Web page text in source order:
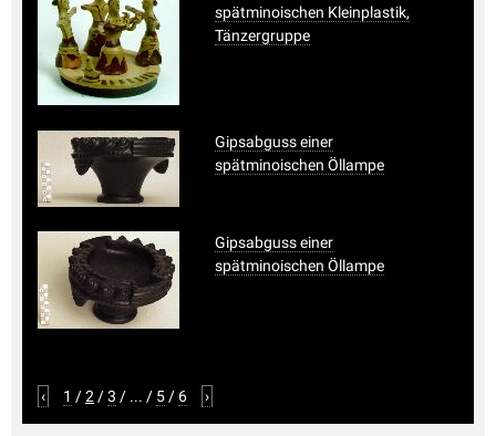
spätminoischen Kleinplastik,
Tänzergruppe
Gipsabguss einer
spätminoischen Öllampe
Gipsabguss einer
spätminoischen Öllampe
‹ 1 /2 /3 / ... / 5 / 6 ›